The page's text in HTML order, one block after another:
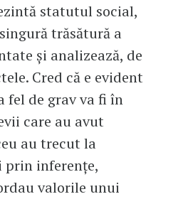
statutul social,
trăsătură a
și analizează, de
Cred că e evident
fel de grav va fi în
care au avut
au trecut la
prin inferențe,
valorile unui